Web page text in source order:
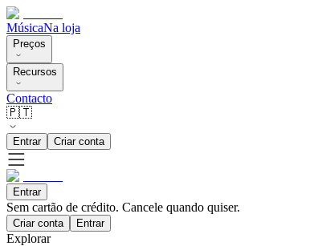
MúsicaNa loja
Preços
Recursos
Contacto
🇵🇹
Entrar Criar conta
Entrar
Sem cartão de crédito. Cancele quando quiser.
Criar conta Entrar
Explorar